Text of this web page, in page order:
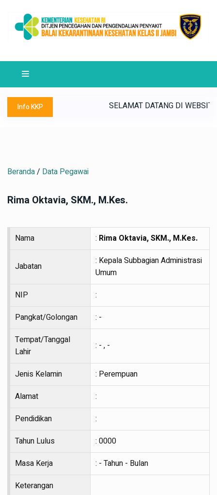
Info KKP
SIAP MENUJU SATKER WBK/WBBM ~ "MULIA" (Maju,
KEKARANTINAAN KESEHATAN KELAS II JAMBI ~
SELAMAT DATANG DI
Beranda/ Data Pegawai
Rima Oktavia, SKM., M.Kes.
Nama : Rima Oktavia, SKM., M.Kes.
Jabatan
: Kepala Subbagian Administrasi
Umum
NIP
:
Pangkat/Golongan
: -
Tempat/Tanggal
Lahir
: - , -
Jenis Kelamin
: Perempuan
Alamat
:
Pendidikan
:
Tahun Lulus
: 0000
Masa Kerja
: - Tahun - Bulan
Keterangan